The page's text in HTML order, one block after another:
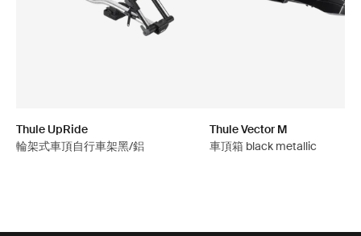
Thule UpRide
輪架式車頂自行車架黑/鋁
Thule Vector M
車頂箱 black metallic